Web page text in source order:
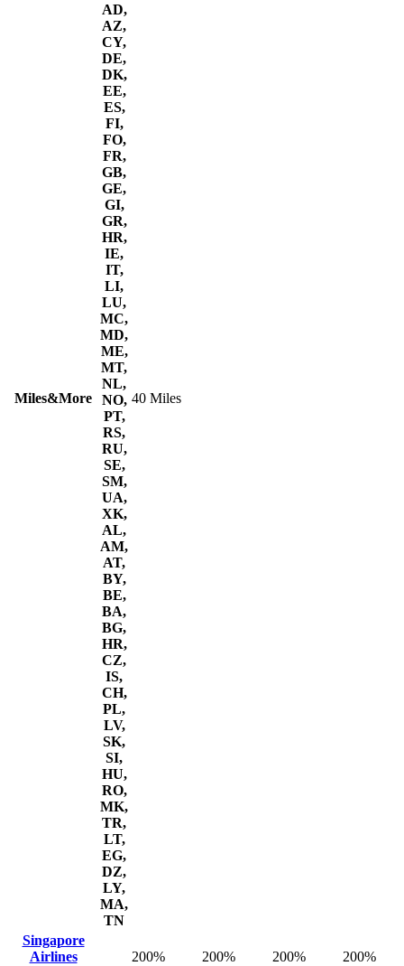
Miles&More
AD,
AZ,
CY,
DE,
DK,
EE,
ES,
FI,
FO,
FR,
GB,
GE,
GI,
GR,
HR,
IE,
IT,
LI,
LU,
MC,
MD,
ME,
MT,
NL,
NO,
PT,
RS,
RU,
SE,
SM,
UA,
XK,
AL,
AM,
AT,
BY,
BE,
BA,
BG,
HR,
CZ,
IS,
CH,
PL,
LV,
SK,
SI,
HU,
RO,
MK,
TR,
LT,
EG,
DZ,
LY,
MA,
TN
40 Miles
Singapore
Airlines
200% 200% 200% 200%